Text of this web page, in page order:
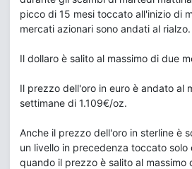
picco di 15 mesi toccato all'inizio di
mercati azionari sono andati al rialzo.
Il dollaro è salito al massimo di due
Il prezzo dell'oro in euro è andato al
settimane di 1.109€/oz.
Anche il prezzo dell'oro in sterline è
un livello in precedenza toccato
quando il prezzo è salito al massimo